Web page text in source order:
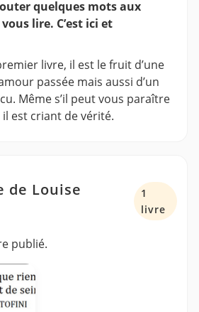
quelques mots aux
lire. C’est ici et
livre, il est le fruit d’une
passée mais aussi d’un
Même s’il peut vous paraître
est criant de vérité.
de Louise
1
livre
publié.